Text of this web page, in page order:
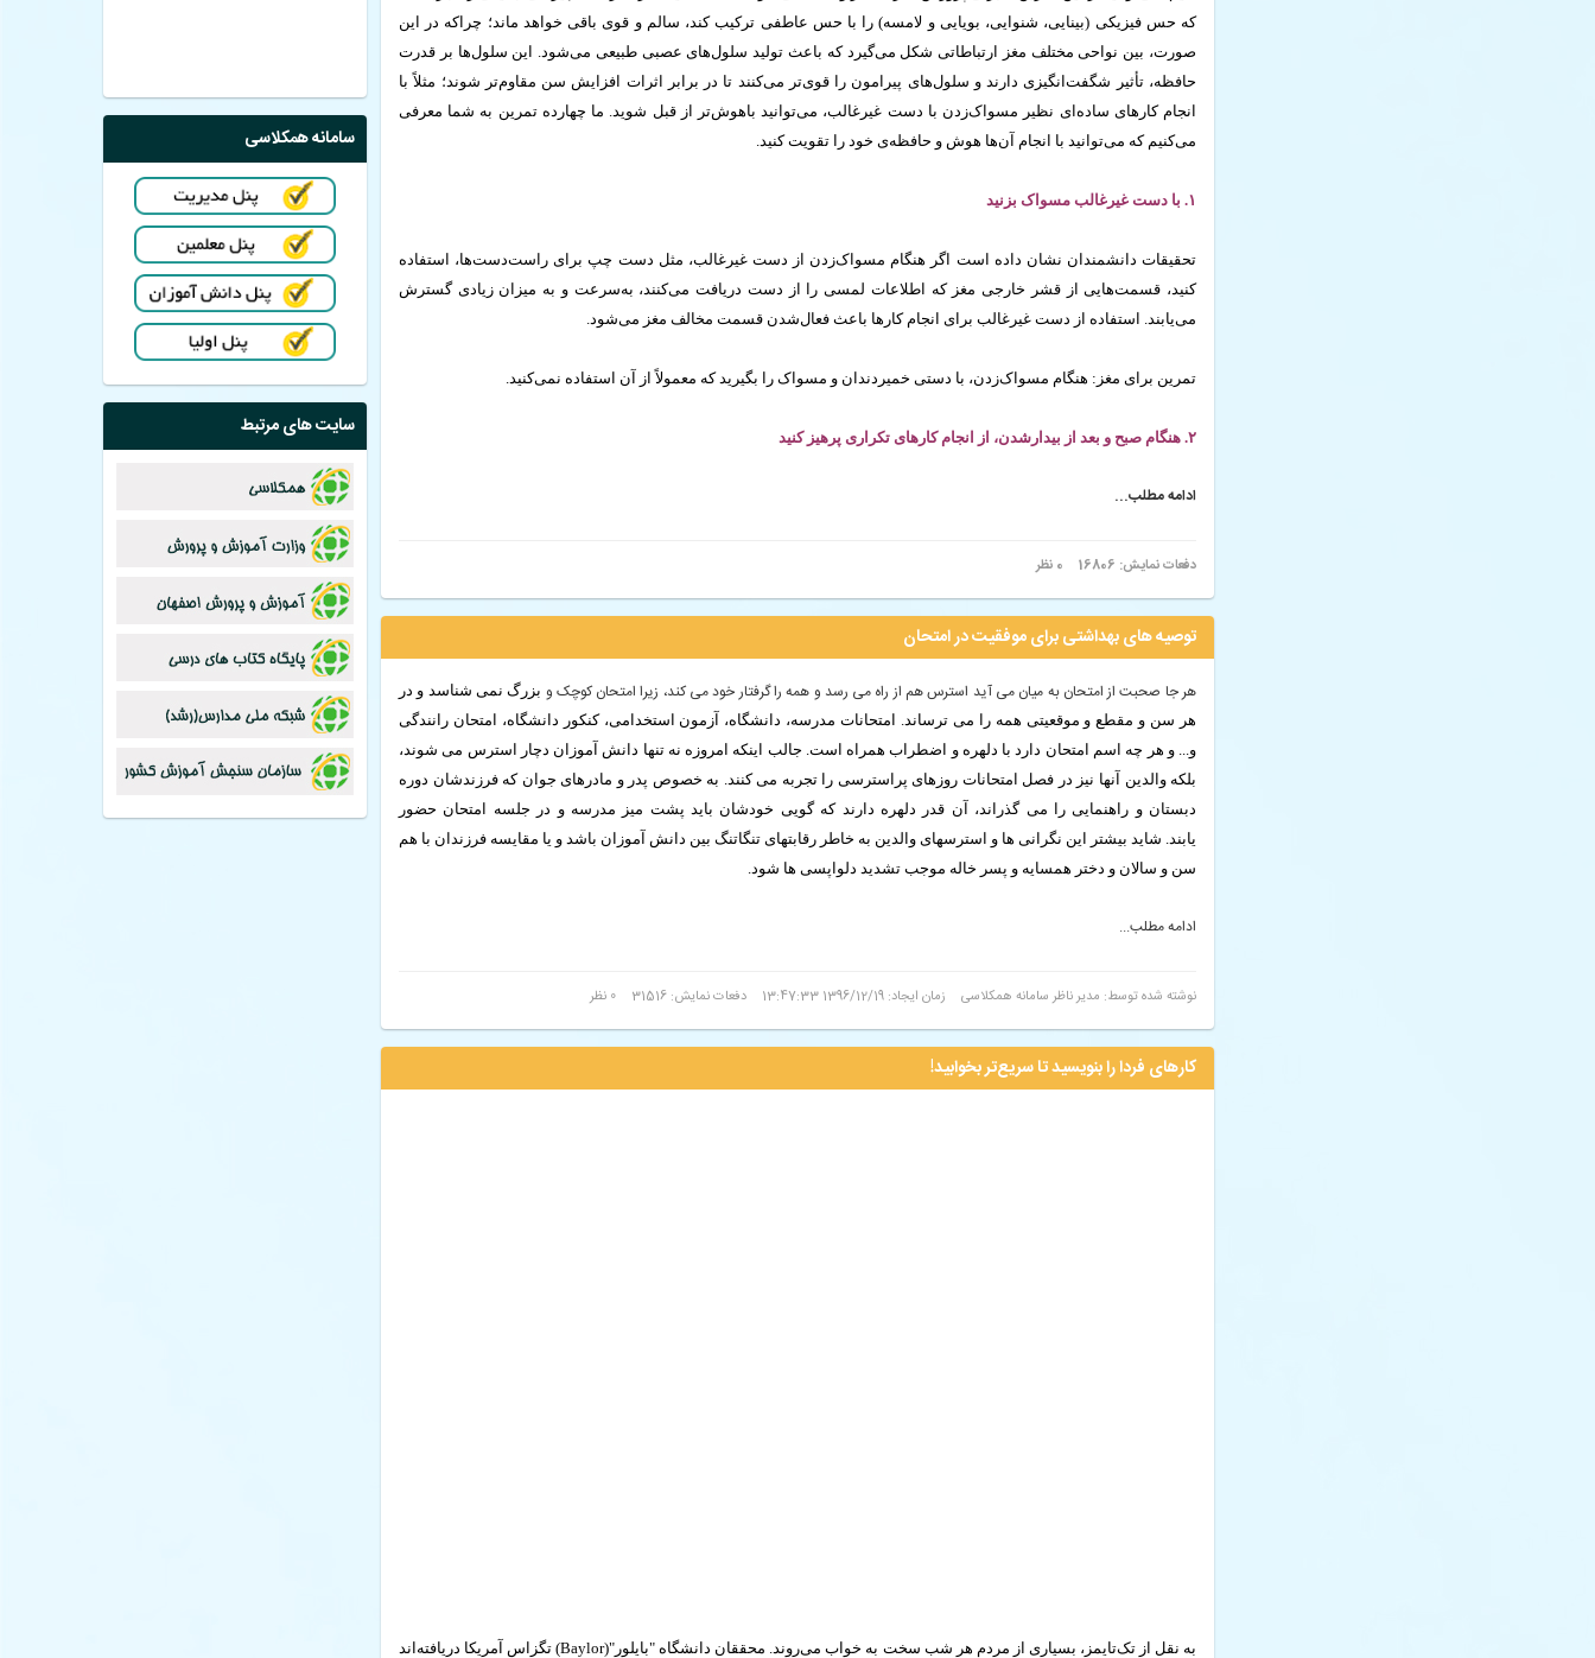
که حس فیزیکی (بینایی، شنوایی، بویایی و لامسه) را با حس عاطفی ترکیب کند، سالم و قوی باقی خواهد ماند؛ چراکه در این
صورت، بین نواحی مختلف مغز ارتباطاتی شکل می‌گیرد که باعث تولید سلول‌های عصبی طبیعی می‌شود. این سلول‌ها بر قدرت
حافظه، تأثیر شگفت‌انگیزی دارند و سلول‌های پیرامون را قوی‌تر می‌کنند تا در برابر اثرات افزایش سن مقاوم‌تر شوند؛ مثلاً با
انجام کارهای ساده‌ای نظیر مسواک‌زدن با دست غیرغالب، می‌توانید باهوش‌تر از قبل شوید. ما چهارده تمرین به شما معرفی
می‌کنیم که می‌توانید با انجام آن‌ها هوش و حافظه‌ی خود را تقویت کنید.
۱. با دست غیرغالب مسواک بزنید
تحقیقات دانشمندان نشان داده است اگر هنگام مسواک‌زدن از دست غیرغالب، مثل دست چپ برای راست‌دست‌ها، استفاده
کنید، قسمت‌هایی از قشر خارجی مغز که اطلاعات لمسی را از دست دریافت می‌کنند، به‌سرعت و به میزان زیادی گسترش
می‌یابند. استفاده از دست غیرغالب برای انجام کارها باعث فعال‌شدن قسمت مخالف مغز می‌شود.
تمرین برای مغز: هنگام مسواک‌زدن، با دستی خمیردندان و مسواک را بگیرید که معمولاً از آن استفاده نمی‌کنید.
۲. هنگام صبح و بعد از بیدارشدن، از انجام کارهای تکراری پرهیز کنید
ادامه مطلب...
دفعات نمایش: 16806 0 نظر
توصیه های بهداشتی برای موفقیت در امتحان
هر جا صحبت از امتحان به میان می آید استرس هم از راه می رسد و همه را گرفتار خود می کند، زیرا امتحان کوچک و بزرگ نمی شناسد و در
هر سن و مقطع و موقعیتی همه را می ترساند. امتحانات مدرسه، دانشگاه، آزمون استخدامی، کنکور دانشگاه، امتحان رانندگی
و... و هر چه اسم امتحان دارد با دلهره و اضطراب همراه است. جالب اینکه امروزه نه تنها دانش آموزان دچار استرس می شوند،
بلکه والدین آنها نیز در فصل امتحانات روزهای پراسترسی را تجربه می کنند. به خصوص پدر و مادرهای جوان که فرزندشان دوره
دبستان و راهنمایی را می گذراند، آن قدر دلهره دارند که گویی خودشان باید پشت میز مدرسه و در جلسه امتحان حضور
یابند. شاید بیشتر این نگرانی ها و استرسهای والدین به خاطر رقابتهای تنگاتنگ بین دانش آموزان باشد و یا مقایسه فرزندان با هم
سن و سالان و دختر همسایه و پسر خاله موجب تشدید دلواپسی ها شود.
ادامه مطلب...
نوشته شده توسط: مدیر ناظر سامانه همکلاسی زمان ایجاد: 1396/12/19 13:47:33 دفعات نمایش: 31516 0 نظر
کارهای فردا را بنویسید تا سریع‌تر بخوابید!
به نقل از تک‌تایمز، بسیاری از مردم هر شب سخت به خواب می‌روند. محققان دانشگاه "بایلور"(Baylor) تگزاس آمریکا دریافته‌اند
سامانه همکلاسی
سایت های مرتبط